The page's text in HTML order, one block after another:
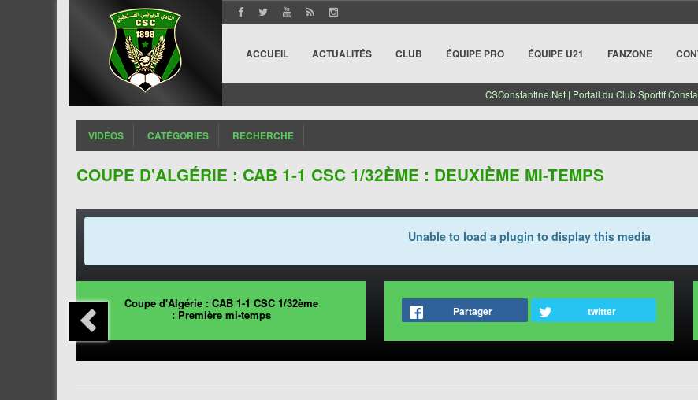
ACCUEIL ACTUALITÉS CLUB ÉQUIPE PRO ÉQUIPE U21 FANZONE
CSConstantine.Net | Portail du Club Sportif
VIDÉOS CATÉGORIES RECHERCHE
COUPE D'ALGÉRIE : CAB 1-1 CSC 1/32ÈME : DEUXIÈME MI-TEMPS
Unable to load a plugin to display this media
Coupe d'Algérie : CAB 1-1 CSC 1/32ème
: Première mi-temps Partager twitter